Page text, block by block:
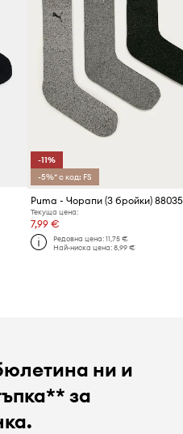
-11%
-5%* с код: FS
Текуща цена:
7,99 €
Редовна цена: 11,75 €
Най-ниска цена: 8,99 €
ни и
за